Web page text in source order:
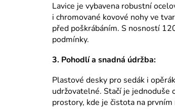
Lavice je vybavena robustní
i chromované kovové nohy ve
před poškrábáním. S nosností
podmínky.
3. Pohodlí a snadná údržba:
Plastové desky pro sedák i
udržovatelné. Stačí je jednoduše
prostory, kde je čistota na prvním